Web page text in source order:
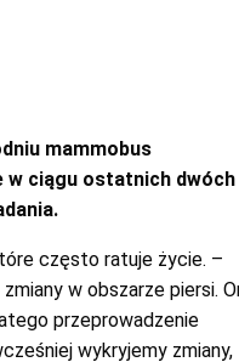
mammobus
w ciągu ostatnich
często ratuje życie. –
w obszarze piersi.
przeprowadzenie
wykryjemy zmiany,